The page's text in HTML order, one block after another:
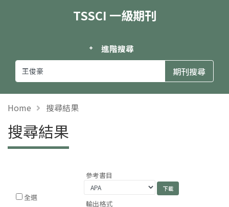
TSSCI 一級期刊
進階搜尋
Home 搜尋結果
搜尋結果
全選
參考書目
輸出格式